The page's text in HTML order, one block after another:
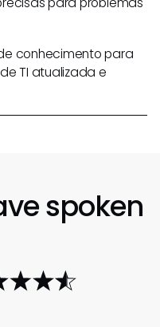
conhecimento para
TI atualizada e
spoken